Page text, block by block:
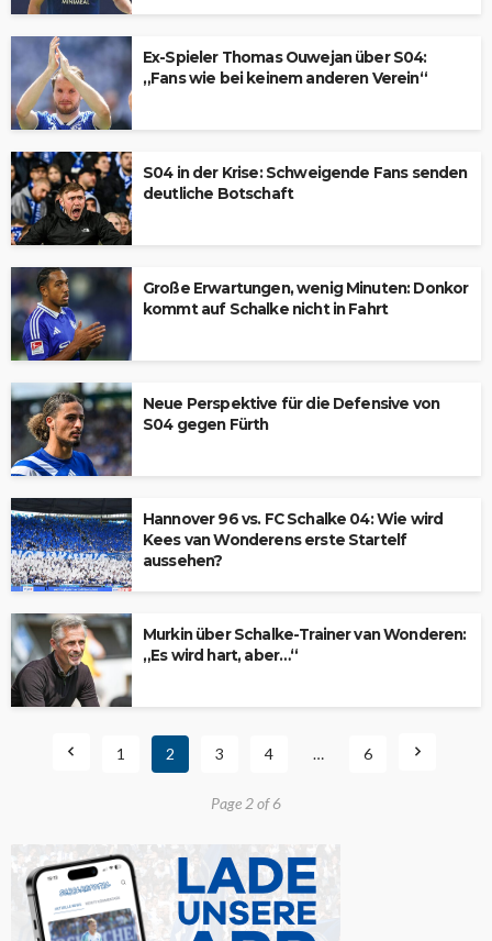
Ex-Spieler Thomas Ouwejan über S04:
„Fans wie bei keinem anderen Verein“
S04 in der Krise: Schweigende Fans senden
deutliche Botschaft
Große Erwartungen, wenig Minuten: Donkor
kommt auf Schalke nicht in Fahrt
Neue Perspektive für die Defensive von
S04 gegen Fürth
Hannover 96 vs. FC Schalke 04: Wie wird
Kees van Wonderens erste Startelf
aussehen?
Murkin über Schalke-Trainer van Wonderen:
„Es wird hart, aber…“
1 2 3 4 … 6
Page 2 of 6